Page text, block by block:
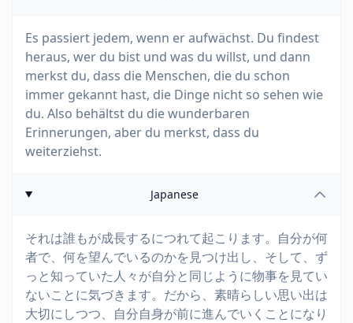
Es passiert jedem, wenn er aufwächst. Du findest
heraus, wer du bist und was du willst, und dann
merkst du, dass die Menschen, die du schon
immer gekannt hast, die Dinge nicht so sehen wie
du. Also behältst du die wunderbaren
Erinnerungen, aber du merkst, dass du
weiterziehst.
Japanese
それは誰もが成長するにつれて起こります。自分が何
者で、何を望んでいるのかを見つけ出し、そして、ず
っと知っていた人々が自分と同じように物事を見てい
ないことに気づきます。だから、素晴らしい思い出は
大切にしつつ、自分自身が前に進んでいくことになり